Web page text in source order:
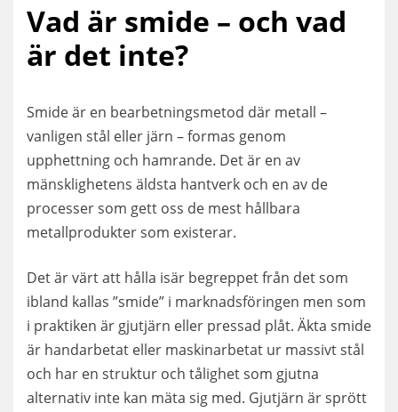
Vad är smide – och vad
är det inte?
Smide är en bearbetningsmetod där metall –
vanligen stål eller järn – formas genom
upphettning och hamrande. Det är en av
mänsklighetens äldsta hantverk och en av de
processer som gett oss de mest hållbara
metallprodukter som existerar.
Det är värt att hålla isär begreppet från det som
ibland kallas ”smide” i marknadsföringen men som
i praktiken är gjutjärn eller pressad plåt. Äkta smide
är handarbetat eller maskinarbetat ur massivt stål
och har en struktur och tålighet som gjutna
alternativ inte kan mäta sig med. Gjutjärn är sprött